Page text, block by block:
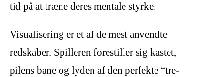
tid på at træne deres mentale styrke.
Visualisering er et af de mest anvendte
redskaber. Spilleren forestiller sig kastet,
pilens bane og lyden af den perfekte “tre-